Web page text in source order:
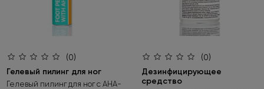
(0)
Гелевый пилинг для ног
Гелевый пилинг для ног с АНА-
(0)
Дезинфицирующее
средство